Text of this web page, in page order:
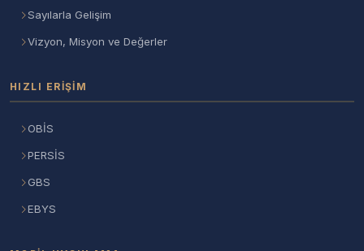
Sayılarla Gelişim
Vizyon, Misyon ve Değerler
HIZLI ERIŞIM
OBİS
PERSİS
GBS
EBYS